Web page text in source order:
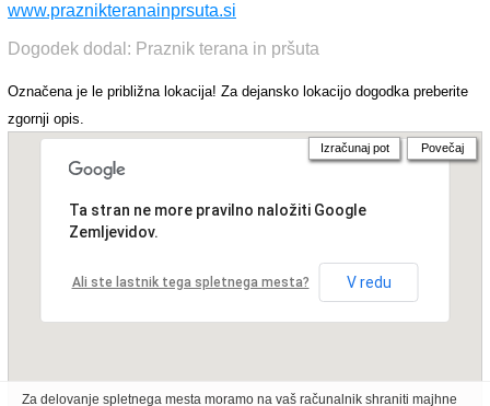
www.praznikteranainprsuta.si
Dogodek dodal: Praznik terana in pršuta
Označena je le približna lokacija! Za dejansko lokacijo dogodka preberite
zgornji opis.
Ta stran ne more pravilno naložiti Google
Zemljevidov.
Ali ste lastnik tega spletnega mesta? V redu
Izračunaj pot Povečaj
Za delovanje spletnega mesta moramo na vaš računalnik shraniti majhne